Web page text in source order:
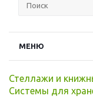
МЕНЮ
Стеллажи и
Системы для